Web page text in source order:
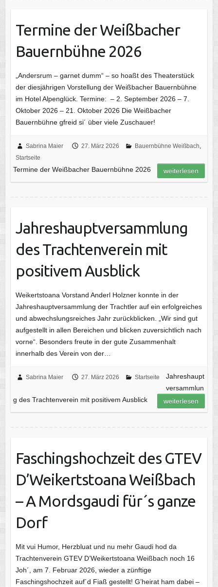
Termine der Weißbacher
Bauernbühne 2026
„Andersrum – garnet dumm“ – so hoaßt des Theaterstück
der diesjährigen Vorstellung der Weißbacher Bauernbühne
im Hotel Alpenglück. Termine: – 2. September 2026 – 7.
Oktober 2026 – 21. Oktober 2026 Die Weißbacher
Bauernbühne gfreid si´ über viele Zuschauer!
Sabrina Maier 27. März 2026 Bauernbühne Weißbach,
Startseite
Termine der Weißbacher Bauernbühne 2026 weiterlesen
Jahreshauptversammlung
des Trachtenverein mit
positivem Ausblick
Weikertstoana Vorstand Anderl Holzner konnte in der
Jahreshauptversammlung der Trachtler auf ein erfolgreiches
und abwechslungsreiches Jahr zurückblicken. „Wir sind gut
aufgestellt in allen Bereichen und blicken zuversichtlich nach
vorne“. Besonders freute in der gute Zusammenhalt
innerhalb des Verein von der…
Sabrina Maier 27. März 2026 Startseite
Jahreshaupt
versammlun
g des Trachtenverein mit positivem Ausblick
weiterlesen
Faschingshochzeit des GTEV
D’Weikertstoana Weißbach
– A Mordsgaudi für´s ganze
Dorf
Mit vui Humor, Herzbluat und nu mehr Gaudi hod da
Trachtenverein GTEV D’Weikertstoana Weißbach noch 16
Joh´, am 7. Februar 2026, wieder a zünftige
Faschingshochzeit auf´d Fiaß gestellt! G’heirat ham dabei –